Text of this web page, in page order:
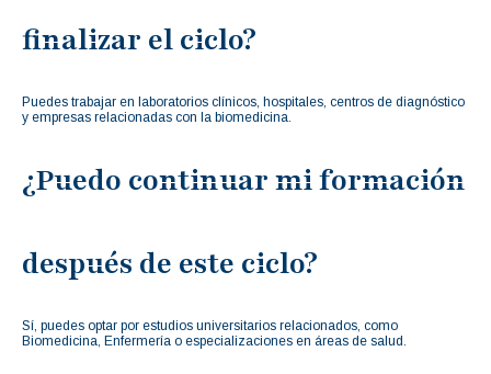
finalizar el ciclo?
Puedes trabajar en laboratorios clínicos, hospitales, centros de diagnóstico
y empresas relacionadas con la biomedicina.
¿Puedo continuar mi formación
después de este ciclo?
Sí, puedes optar por estudios universitarios relacionados, como
Biomedicina, Enfermería o especializaciones en áreas de salud.